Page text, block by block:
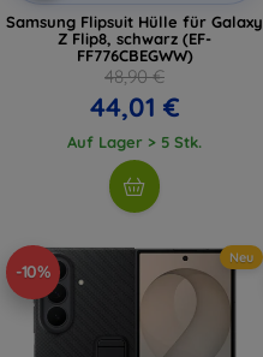
Samsung Flipsuit Hülle für Galaxy
Z Flip8, schwarz (EF-
FF776CBEGWW)
48,90 €
44,01 €
Auf Lager > 5 Stk.
-10%
Neu